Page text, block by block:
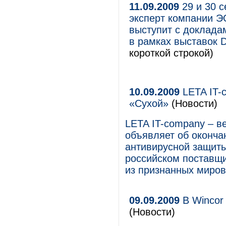
11.09.2009 29 и 30
эксперт компании
выступит с
в рамках выставок
короткой строкой)
10.09.2009 LETA
«Сухой» (Новости)
LETA IT-company –
объявляет об
антивирусной
российском
из признанных
09.09.2009 В Wincor
(Новости)